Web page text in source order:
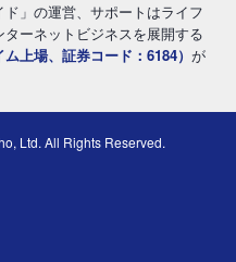
ド」の運営、サポートはライフ
ーネットビジネスを展開する
上場、証券コード：6184） が
Ltd. All Rights Reserved.